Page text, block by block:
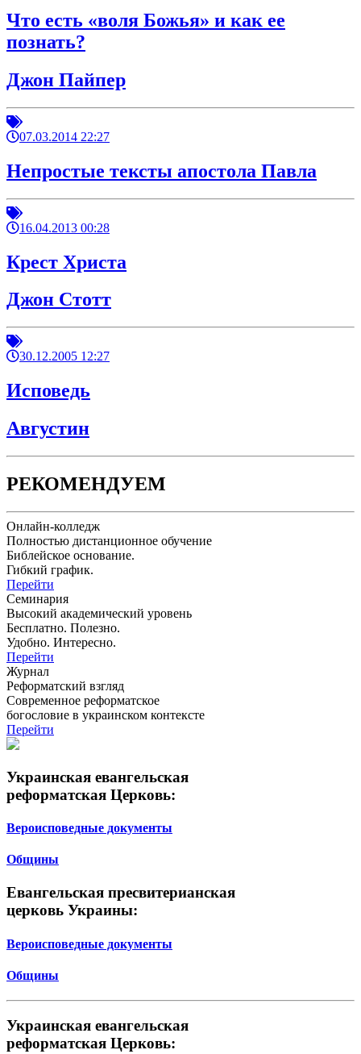
Что есть «воля Божья» и как ее
познать?
Джон Пайпер
07.03.2014 22:27
Непростые тексты апостола Павла
16.04.2013 00:28
Крест Христа
Джон Стотт
30.12.2005 12:27
Исповедь
Августин
РЕКОМЕНДУЕМ
Онлайн-колледж
Полностью дистанционное обучение
Библейское основание.
Гибкий график.
Перейти
Семинария
Высокий академический уровень
Бесплатно. Полезно.
Удобно. Интересно.
Перейти
Журнал
Реформатский взгляд
Современное реформатское
богословие в украинском контексте
Перейти
Украинская евангельская
реформатская Церковь:
Вероисповедные документы
Общины
Евангельская пресвитерианская
церковь Украины:
Вероисповедные документы
Общины
Украинская евангельская
реформатская Церковь: